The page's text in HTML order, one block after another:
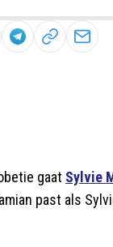
gaat Sylvie
past als